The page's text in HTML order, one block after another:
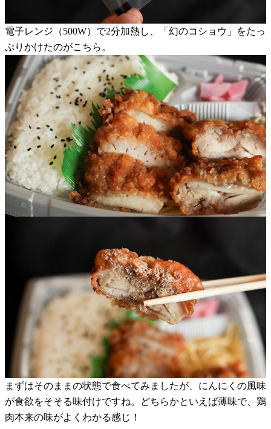
電子レンジ（500W）で2分加熱し、「幻のコショウ」をたっ
ぷりかけたのがこちら。
まずはそのままの状態で食べてみましたが、にんにくの風味
が食欲をそそる味付けですね。どちらかといえば薄味で、鶏
肉本来の味がよくわかる感じ！